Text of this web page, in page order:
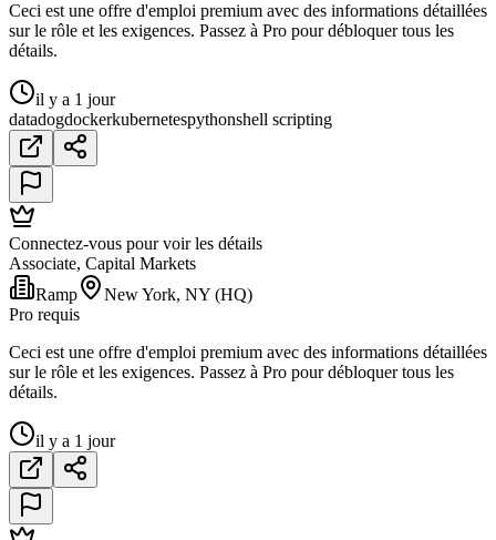
Ceci est une offre d'emploi premium avec des informations détaillées
sur le rôle et les exigences. Passez à Pro pour débloquer tous les
détails.
il y a 1 jour
datadogdockerkubernetespythonshell scripting
Connectez-vous pour voir les détails
Associate, Capital Markets
Ramp
New York, NY (HQ)
Pro requis
Ceci est une offre d'emploi premium avec des informations détaillées
sur le rôle et les exigences. Passez à Pro pour débloquer tous les
détails.
il y a 1 jour